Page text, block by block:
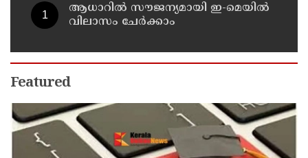
ആധാറിൽ സൗജന്യമായി ഇ-മെയിൽ
വിലാസം ചേർക്കാം
Featured